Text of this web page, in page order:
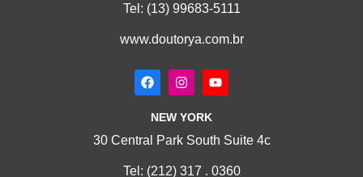
Tel: (13) 99683-5111
www.doutorya.com.br
NEW YORK
30 Central Park South Suite 4c
Tel: (212) 317 . 0360